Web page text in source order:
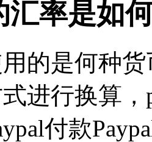
汇率是如
的是何种
进行换算
付款